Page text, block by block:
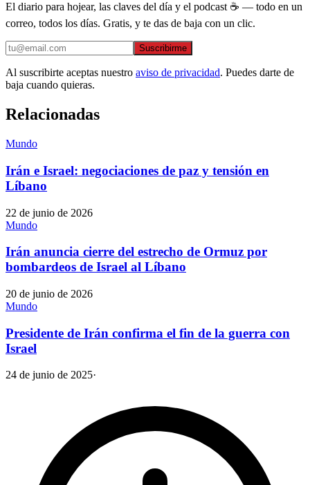
El diario para hojear, las claves del día y el podcast ☕ — todo en un
correo, todos los días. Gratis, y te das de baja con un clic.
Suscribirme
Al suscribirte aceptas nuestro aviso de privacidad. Puedes darte de
baja cuando quieras.
Relacionadas
Mundo
Irán e Israel: negociaciones de paz y tensión en
Líbano
22 de junio de 2026
Mundo
Irán anuncia cierre del estrecho de Ormuz por
bombardeos de Israel al Líbano
20 de junio de 2026
Mundo
Presidente de Irán confirma el fin de la guerra con
Israel
24 de junio de 2025·